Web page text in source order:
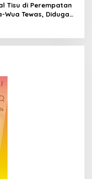
Tisu di Perempatan
Wua Tewas, Diduga